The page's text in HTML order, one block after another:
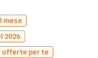
mese
2026
offerte per te